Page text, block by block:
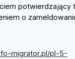
potwierdzający
o
migrator.pl/pl-5-